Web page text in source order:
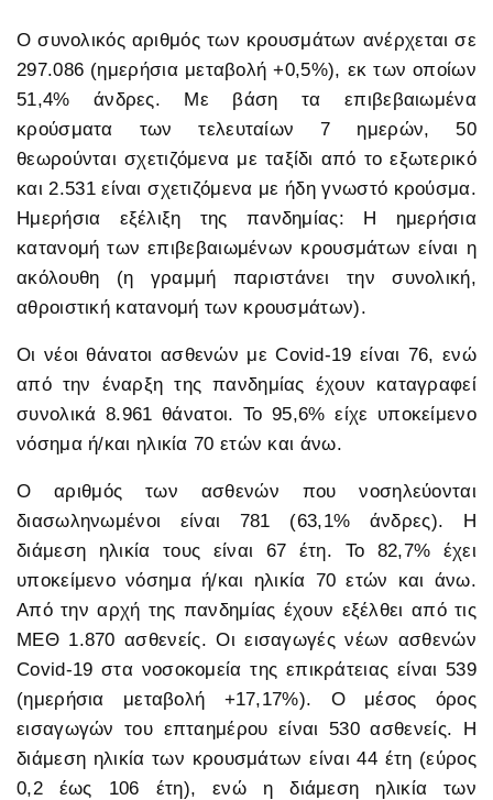
Ο συνολικός αριθμός των κρουσμάτων ανέρχεται σε
297.086 (ημερήσια μεταβολή +0,5%), εκ των οποίων
51,4% άνδρες. Με βάση τα επιβεβαιωμένα
κρούσματα των τελευταίων 7 ημερών, 50
θεωρούνται σχετιζόμενα με ταξίδι από το εξωτερικό
και 2.531 είναι σχετιζόμενα με ήδη γνωστό κρούσμα.
Ημερήσια εξέλιξη της πανδημίας: Η ημερήσια
κατανομή των επιβεβαιωμένων κρουσμάτων είναι η
ακόλουθη (η γραμμή παριστάνει την συνολική,
αθροιστική κατανομή των κρουσμάτων).
Οι νέοι θάνατοι ασθενών με Covid-19 είναι 76, ενώ
από την έναρξη της πανδημίας έχουν καταγραφεί
συνολικά 8.961 θάνατοι. Το 95,6% είχε υποκείμενο
νόσημα ή/και ηλικία 70 ετών και άνω.
Ο αριθμός των ασθενών που νοσηλεύονται
διασωληνωμένοι είναι 781 (63,1% άνδρες). Η
διάμεση ηλικία τους είναι 67 έτη. To 82,7% έχει
υποκείμενο νόσημα ή/και ηλικία 70 ετών και άνω.
Από την αρχή της πανδημίας έχουν εξέλθει από τις
ΜΕΘ 1.870 ασθενείς. Οι εισαγωγές νέων ασθενών
Covid-19 στα νοσοκομεία της επικράτειας είναι 539
(ημερήσια μεταβολή +17,17%). Ο μέσος όρος
εισαγωγών του επταημέρου είναι 530 ασθενείς. Η
διάμεση ηλικία των κρουσμάτων είναι 44 έτη (εύρος
0,2 έως 106 έτη), ενώ η διάμεση ηλικία των